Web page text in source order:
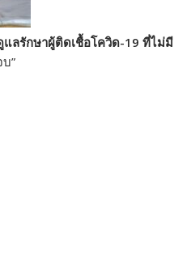
ลรักษาผู้ติดเชื้อโควิด-19 ที่ไม่มี
”